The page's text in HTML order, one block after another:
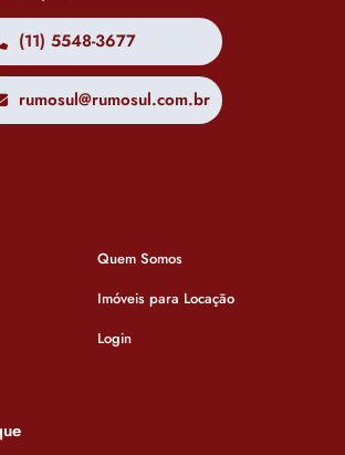
(11) 5548-3677
rumosul@rumosul.com.br
Quem Somos
Imóveis para Locação
Login